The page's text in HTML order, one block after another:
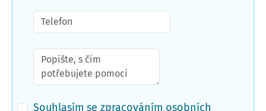
Souhlasím se zpracováním osobních